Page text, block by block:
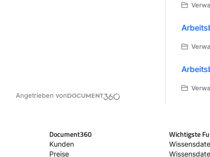
Angetrieben von
Document360
Kunden
Preise
Wichtigste